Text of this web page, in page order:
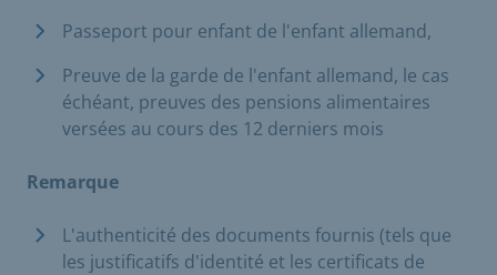
Passeport pour enfant de l'enfant allemand,
Preuve de la garde de l'enfant allemand, le cas
échéant, preuves des pensions alimentaires
versées au cours des 12 derniers mois
Remarque
L'authenticité des documents fournis (tels que
les justificatifs d'identité et les certificats de